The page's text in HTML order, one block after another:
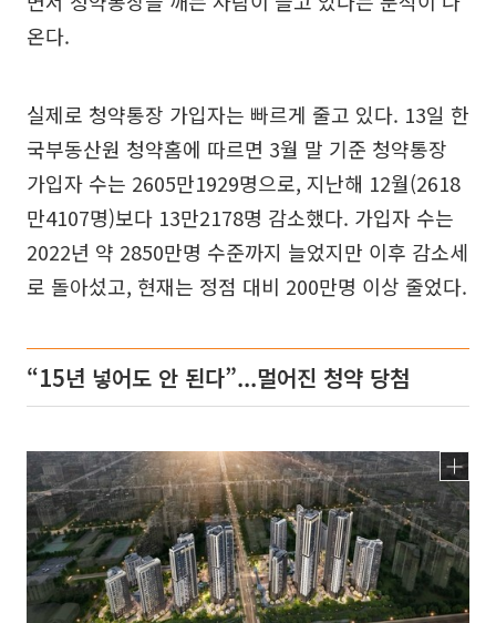
온다.
실제로 청약통장 가입자는 빠르게 줄고 있다. 13일 한
국부동산원 청약홈에 따르면 3월 말 기준 청약통장
가입자 수는 2605만1929명으로, 지난해 12월(2618
만4107명)보다 13만2178명 감소했다. 가입자 수는
2022년 약 2850만명 수준까지 늘었지만 이후 감소세
로 돌아섰고, 현재는 정점 대비 200만명 이상 줄었다.
“15년 넣어도 안 된다”...멀어진 청약 당첨